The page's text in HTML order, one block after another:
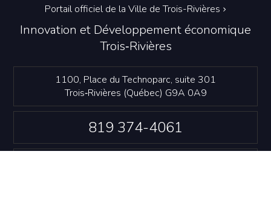
Innovation et Développement économique
Trois‑Rivières
1100, Place du Technoparc, suite 301
Trois‑Rivières (Québec) G9A 0A9
819 374-4061
Portail officiel de la Ville de Trois-Rivières